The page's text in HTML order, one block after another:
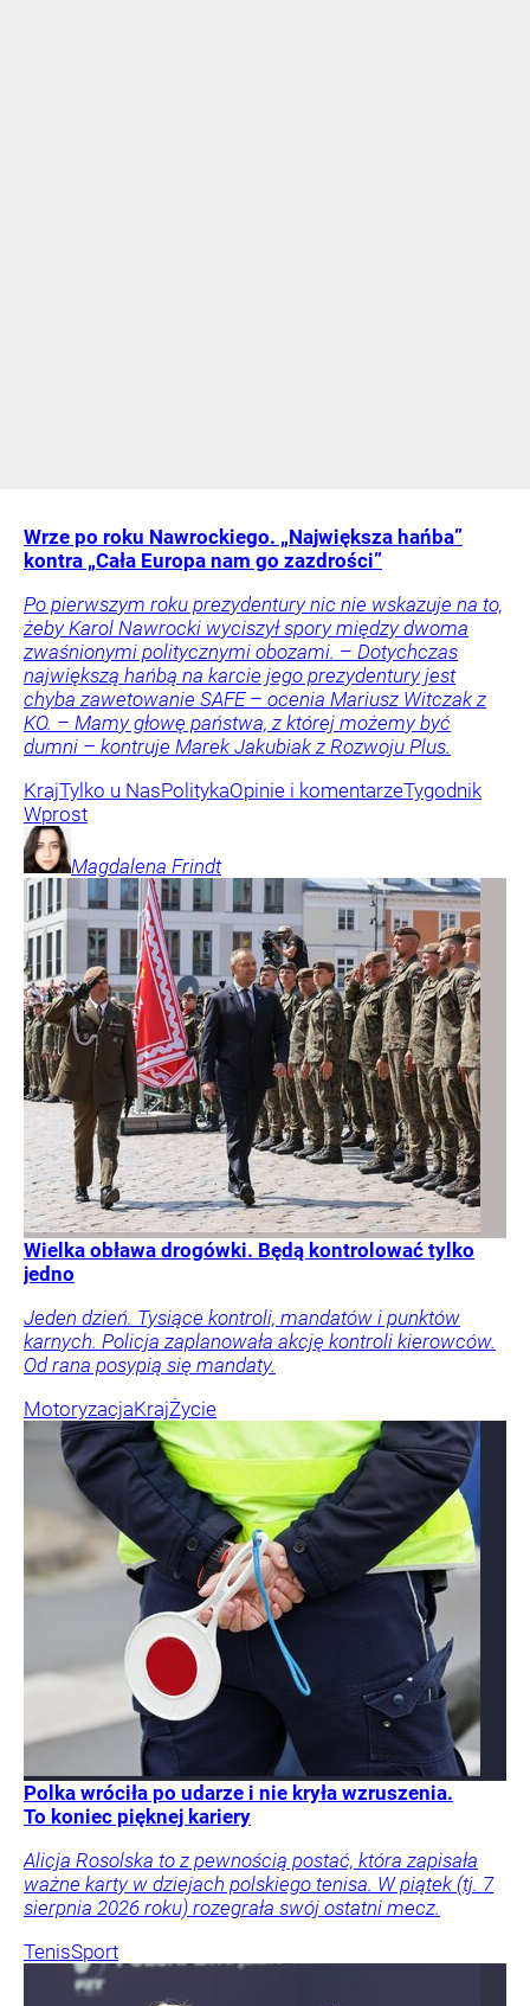
Wrze po roku Nawrockiego. „Największa hańba”
kontra „Cała Europa nam go zazdrości”
Po pierwszym roku prezydentury nic nie wskazuje na to,
żeby Karol Nawrocki wyciszył spory między dwoma
zwaśnionymi politycznymi obozami. – Dotychczas
największą hańbą na karcie jego prezydentury jest
chyba zawetowanie SAFE – ocenia Mariusz Witczak z
KO. – Mamy głowę państwa, z której możemy być
dumni – kontruje Marek Jakubiak z Rozwoju Plus.
KrajTylko u NasPolitykaOpinie i komentarzeTygodnik
Wprost
Magdalena Frindt
Wielka obława drogówki. Będą kontrolować tylko
jedno
Jeden dzień. Tysiące kontroli, mandatów i punktów
karnych. Policja zaplanowała akcję kontroli kierowców.
Od rana posypią się mandaty.
MotoryzacjaKrajŻycie
Polka wróciła po udarze i nie kryła wzruszenia.
To koniec pięknej kariery
Alicja Rosolska to z pewnością postać, która zapisała
ważne karty w dziejach polskiego tenisa. W piątek (tj. 7
sierpnia 2026 roku) rozegrała swój ostatni mecz.
TenisSport